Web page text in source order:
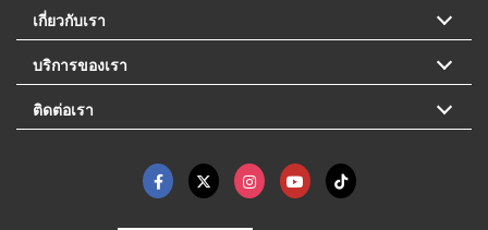
เกี่ยวกับเรา
บริการของเรา
ติดต่อเรา